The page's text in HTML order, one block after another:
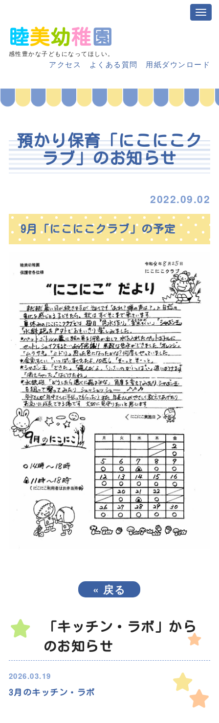
睦美幼稚 園
感性豊かな子どもになってほしい。
アクセス よくある質問 用紙ダウンロード
預かり保育「にこにこク
ラブ」のお知らせ
2022.09.02
9月「にこにこクラブ」の予定
« 戻る
「キッチン・ラボ」から
のお知らせ
2026.03.19
3月のキッチン・ラボ